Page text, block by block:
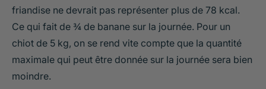
friandise ne devrait pas représenter plus de 78 kcal.
Ce qui fait de ¾ de banane sur la journée. Pour un
chiot de 5 kg, on se rend vite compte que la quantité
maximale qui peut être donnée sur la journée sera bien
moindre.